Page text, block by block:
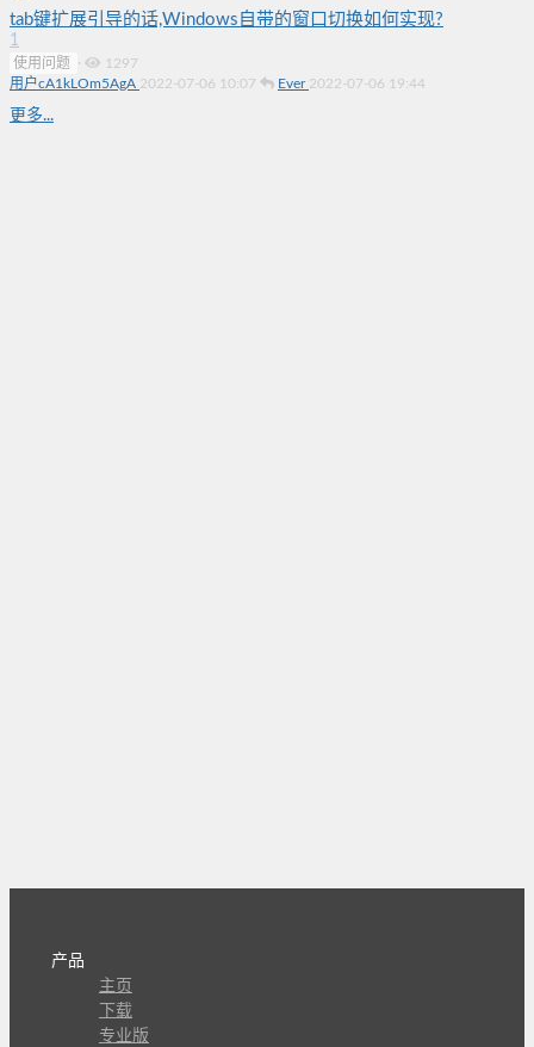
tab键扩展引导的话,Windows自带的窗口切换如何实现?
1
使用问题 ·
1297
用户cA1kLOm5AgA 2022-07-06 10:07 Ever 2022-07-06 19:44
更多...
产品
主页
下载
专业版